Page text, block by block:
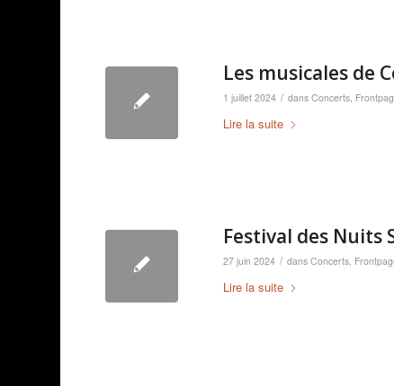
Les musicales de
1 juillet 2024 / dansConcerts,
Lire la suite
Festival des Nuits
27 juin 2024 / dansConcerts,
Lire la suite